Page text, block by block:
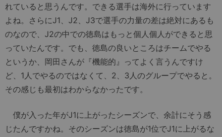
れていると思うんです。できる選手は海外に行っています
よね。さらにJ1、J2、J3で選手の力量の差は絶対にあるも
のなので、J2の中での徳島はもっと個人個人ができると思
っていたんです。でも、徳島の良いところはチームでやる
というか、岡田さんが『機能的』ってよく言うんですけ
ど、1人でやるのではなくて、2、3人のグループでやると。
その感じも最初はわからなかったです。
僕が入った年がJ1に上がったシーズンで、余計にそう感
じたんですかね。そのシーズンは徳島が1位でJ1に上がるな